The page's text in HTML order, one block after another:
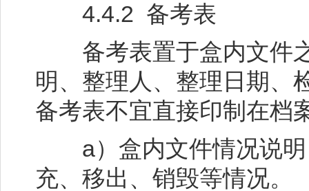
4.4.2 备考表
备考表置于盒内文件之
明、整理人、整理日期、
备考表不宜直接印制在档
a）盒内文件情况说明
充、移出、销毁等情况。